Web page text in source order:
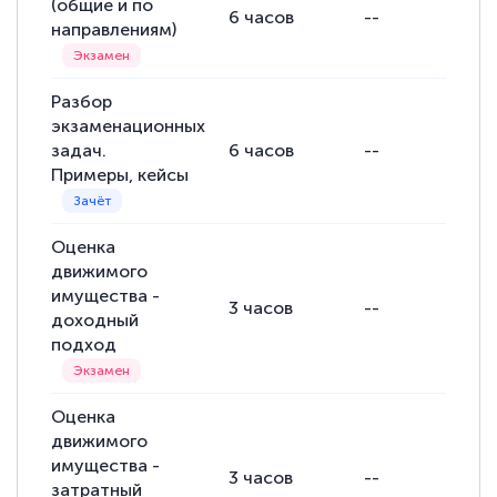
Евгения Коротких
12 марта 2026
Спасибо большое Академии! Грамотное,
вежливое сопровождение! Всё чётко и
понятно! Проходила повышение
квалификации. Ещё раз - СПАСИБО!
Елена Петрикс
11 марта 2026
Всем добрый день! Я прошла курс
(общие и по
направлениям)
6 часов --
Разбор
экзаменационных
задач.
Примеры, кейсы
6 часов --
Оценка
движимого
имущества -
доходный
подход
3 часов --
Оценка
движимого
имущества -
затратный
3 часов --